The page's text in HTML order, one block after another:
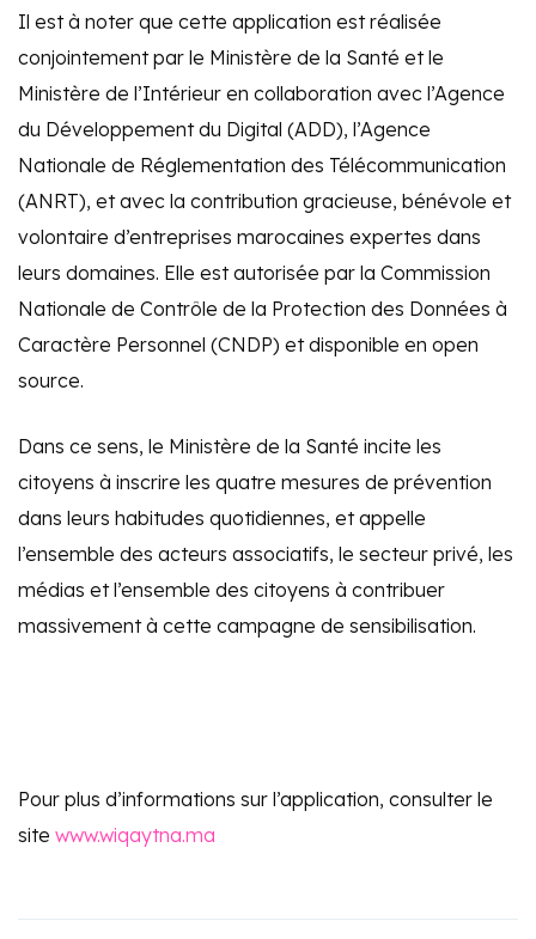
Il est à noter que cette application est réalisée
conjointement par le Ministère de la Santé et le
Ministère de l’Intérieur en collaboration avec l’Agence
du Développement du Digital (ADD), l’Agence
Nationale de Réglementation des Télécommunication
(ANRT), et avec la contribution gracieuse, bénévole et
volontaire d’entreprises marocaines expertes dans
leurs domaines. Elle est autorisée par la Commission
Nationale de Contrôle de la Protection des Données à
Caractère Personnel (CNDP) et disponible en open
source.
Dans ce sens, le Ministère de la Santé incite les
citoyens à inscrire les quatre mesures de prévention
dans leurs habitudes quotidiennes, et appelle
l’ensemble des acteurs associatifs, le secteur privé, les
médias et l’ensemble des citoyens à contribuer
massivement à cette campagne de sensibilisation.
Pour plus d’informations sur l’application, consulter le
site www.wiqaytna.ma